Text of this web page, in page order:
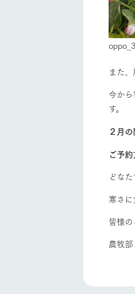
また
今か
す。
２月
ご予
どな
寒さ
皆様
農牧